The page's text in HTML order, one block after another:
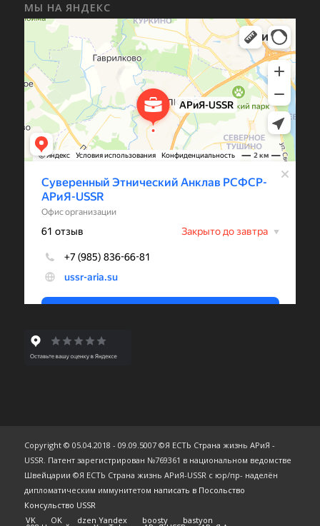
МЫ НА ЯНДЕКС
Copyright © 05.04.2018 - 09.09.5007 ©Я ЕСТЬ Страна жизнь АРиЯ -
USSR. Патент зарегистрирован №769361 в национальном ведомстве
Швейцарии ©Я ЕСТЬ Страна жизнь АРиЯ-USSR с юр/пр- наделён
дипломатическим иммунитетом написать в Посольство
Консульство USSR
VK
OK dzen Yandex boosty bastyon